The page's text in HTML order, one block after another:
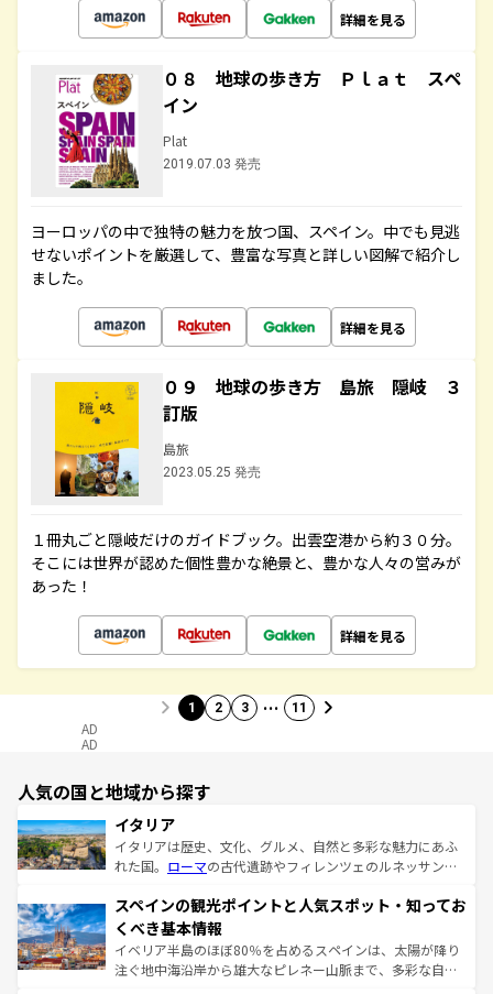
詳細を見る
０８ 地球の歩き方 Ｐｌａｔ スペ
イン
Plat
2019.07.03 発売
ヨーロッパの中で独特の魅力を放つ国、スペイン。中でも見逃
せないポイントを厳選して、豊富な写真と詳しい図解で紹介し
ました。
詳細を見る
０９ 地球の歩き方 島旅 隠岐 ３
訂版
島旅
2023.05.25 発売
１冊丸ごと隠岐だけのガイドブック。出雲空港から約３０分。
そこには世界が認めた個性豊かな絶景と、豊かな人々の営みが
あった！
詳細を見る
1 2 3 … 11
AD
AD
人気の国と地域から探す
イタリア
イタリアは歴史、文化、グルメ、自然と多彩な魅力にあふ
れた国。 ローマの古代遺跡やフィレンツェのルネッサンス
ろん、トスカーナの美しい田園風景やアマルフィ海岸の絶
景など、自然景観も見逃せない。観光の合間には、本場の
ピザやパスタなど、絶品のイタリア料理を堪能することも
できる。朝目覚めてから夜眠るまで、すべての瞬間を楽し
スペインの観光ポイントと人気スポット・知ってお
くべき基本情報
イベリア半島のほぼ80％を占めるスペインは、太陽が降り
注ぐ地中海沿岸から雄大なピレネー山脈まで、多彩な自然